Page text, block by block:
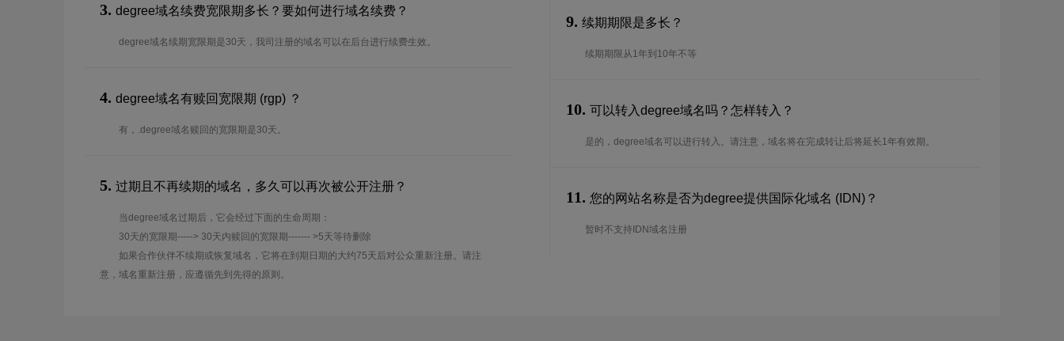
3. degree域名续费宽限期多长？要如何进行域名续费？
degree域名续期宽限期是30天，我司注册的域名可以在后台进行续费生效。
4. degree域名有赎回宽限期 (rgp) ？
有，.degree域名赎回的宽限期是30天。
5. 过期且不再续期的域名，多久可以再次被公开注册？
当degree域名过期后，它会经过下面的生命周期：
30天的宽限期-----> 30天内赎回的宽限期------- >5天等待删除
如果合作伙伴不续期或恢复域名，它将在到期日期的大约75天后对公众重新注册。请注
意，域名重新注册，应遵循先到先得的原则。
9. 续期期限是多长？
续期期限从1年到10年不等
10. 可以转入degree域名吗？怎样转入？
是的，degree域名可以进行转入。请注意，域名将在完成转让后将延长1年有效期。
11. 您的网站名称是否为degree提供国际化域名 (IDN)？
暂时不支持IDN域名注册